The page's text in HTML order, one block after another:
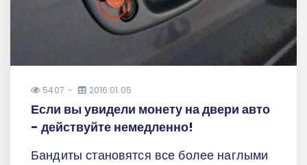
5407 2016.01.05
Если вы увидели монету на двери авто
- действуйте немедленно!
Бандиты становятся все более наглыми